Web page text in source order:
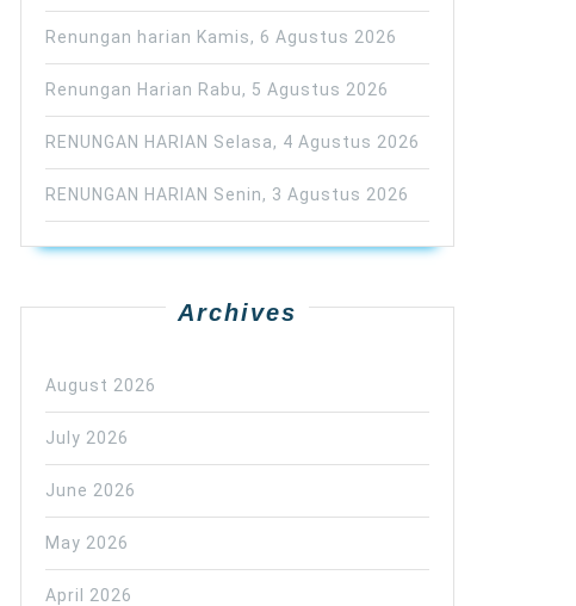
Renungan harian Kamis, 6 Agustus 2026
Renungan Harian Rabu, 5 Agustus 2026
RENUNGAN HARIAN Selasa, 4 Agustus 2026
RENUNGAN HARIAN Senin, 3 Agustus 2026
Archives
August 2026
July 2026
June 2026
May 2026
April 2026